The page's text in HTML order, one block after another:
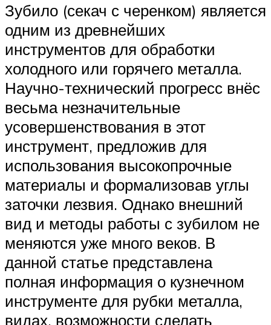
Зубило (секач с черенком) является
одним из древнейших
инструментов для обработки
холодного или горячего металла.
Научно-технический прогресс внёс
весьма незначительные
усовершенствования в этот
инструмент, предложив для
использования высокопрочные
материалы и формализовав углы
заточки лезвия. Однако внешний
вид и методы работы с зубилом не
меняются уже много веков. В
данной статье представлена
полная информация о кузнечном
инструменте для рубки металла,
видах, возможности сделать